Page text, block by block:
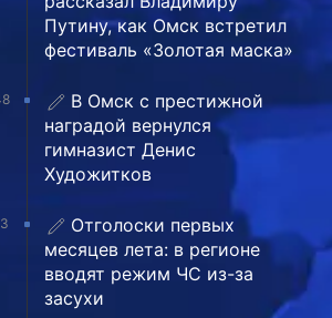
Путину, как Омск встретил
фестиваль «Золотая маска»
В Омск с престижной
наградой вернулся
гимназист Денис
Художитков
Отголоски первых
месяцев лета: в регионе
вводят режим ЧС из-за
засухи